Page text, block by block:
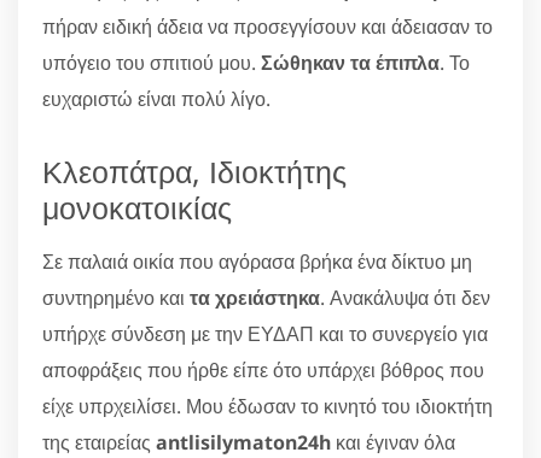
πήραν ειδική άδεια να προσεγγίσουν και άδειασαν το
υπόγειο του σπιτιού μου. Σώθηκαν τα έπιπλα. Το
ευχαριστώ είναι πολύ λίγο.
Κλεοπάτρα, Ιδιοκτήτης
μονοκατοικίας
Σε παλαιά οικία που αγόρασα βρήκα ένα δίκτυο μη
συντηρημένο και τα χρειάστηκα. Ανακάλυψα ότι δεν
υπήρχε σύνδεση με την ΕΥΔΑΠ και το συνεργείο για
αποφράξεις που ήρθε είπε ότο υπάρχει βόθρος που
είχε υπρχειλίσει. Μου έδωσαν το κινητό του ιδιοκτήτη
της εταιρείας antlisilymaton24h και έγιναν όλα